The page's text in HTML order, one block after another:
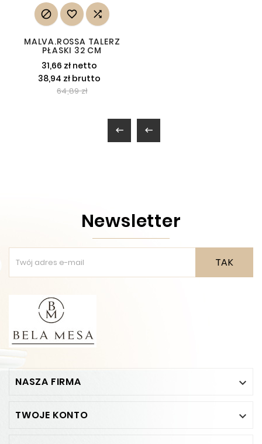
  
MALVA.ROSSA TALERZ
PŁASKI 32 CM
31,66 zł netto
38,94 zł brutto
64,89 zł
 
Newsletter
TAK
NASZA FIRMA 
TWOJE KONTO 